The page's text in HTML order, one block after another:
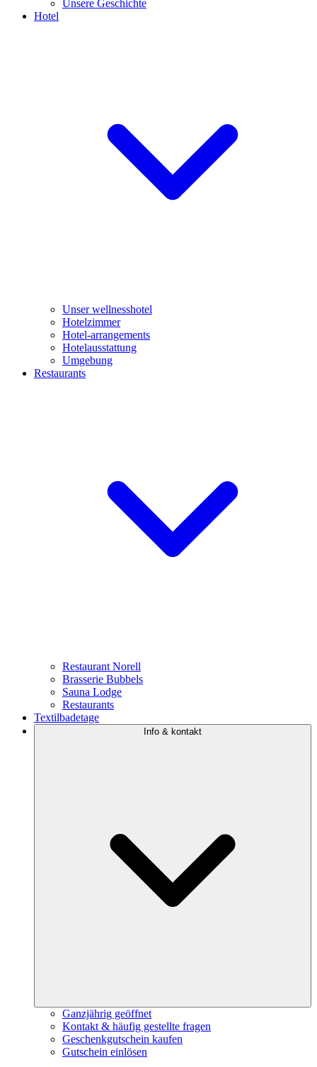
Unsere Geschichte
Hotel
Unser wellnesshotel
Hotelzimmer
Hotel-arrangements
Hotelausstattung
Umgebung
Restaurants
Restaurant Norell
Brasserie Bubbels
Sauna Lodge
Restaurants
Textilbadetage
Info & kontakt
Ganzjährig geöffnet
Kontakt & häufig gestellte fragen
Geschenkgutschein kaufen
Gutschein einlösen